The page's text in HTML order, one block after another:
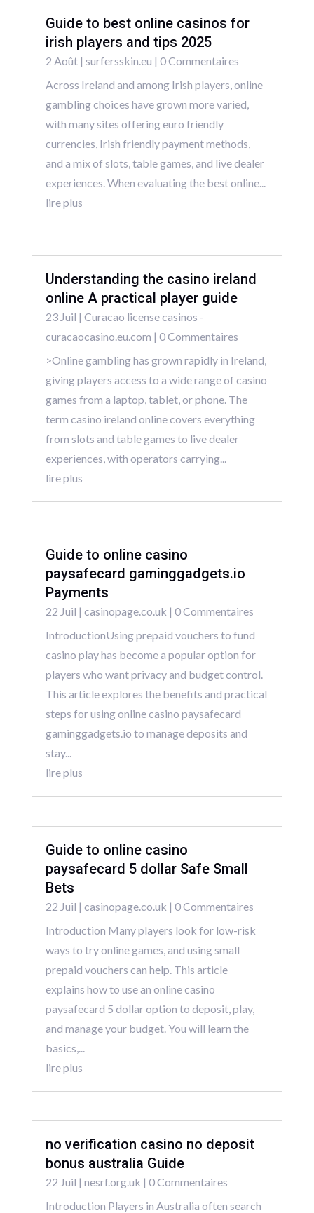
Guide to best online casinos for
irish players and tips 2025
2 Août| surfersskin.eu | 0 Commentaires
Across Ireland and among Irish players, online
gambling choices have grown more varied,
with many sites offering euro friendly
currencies, Irish friendly payment methods,
and a mix of slots, table games, and live dealer
experiences. When evaluating the best online...
lire plus
Understanding the casino ireland
online A practical player guide
23 Juil | Curacao license casinos -
curacaocasino.eu.com | 0 Commentaires
>Online gambling has grown rapidly in Ireland,
giving players access to a wide range of casino
games from a laptop, tablet, or phone. The
term casino ireland online covers everything
from slots and table games to live dealer
experiences, with operators carrying...
lire plus
Guide to online casino
paysafecard gaminggadgets.io
Payments
22 Juil | casinopage.co.uk | 0 Commentaires
IntroductionUsing prepaid vouchers to fund
casino play has become a popular option for
players who want privacy and budget control.
This article explores the benefits and practical
steps for using online casino paysafecard
gaminggadgets.io to manage deposits and
stay...
lire plus
Guide to online casino
paysafecard 5 dollar Safe Small
Bets
22 Juil | casinopage.co.uk | 0 Commentaires
Introduction Many players look for low-risk
ways to try online games, and using small
prepaid vouchers can help. This article
explains how to use an online casino
paysafecard 5 dollar option to deposit, play,
and manage your budget. You will learn the
basics,...
lire plus
no verification casino no deposit
bonus australia Guide
22 Juil | nesrf.org.uk | 0 Commentaires
Introduction Players in Australia often search